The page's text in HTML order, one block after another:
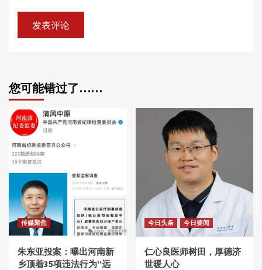
您可能错过了……
传媒聚焦
朱东亚投案：曝出河南新
乡顶着35项违法行为“远
今日头条 今日要闻
仁心良医师树田，厚德济
世暖人心